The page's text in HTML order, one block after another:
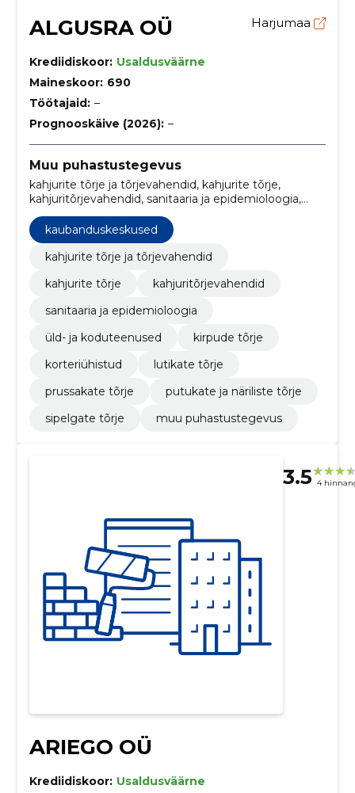
ALGUSRA OÜ Harjumaa
Krediidiskoor: Usaldusväärne
Maineskoor: 690
Töötajaid: –
Prognooskäive (2026): –
Muu puhastustegevus
kahjurite tõrje ja tõrjevahendid, kahjurite tõrje,
kahjuritõrjevahendid, sanitaaria ja epidemioloogia,
Kaubanduskeskused, Kirpude tõrje, korteriühistud,
Lutikate tõrje, Prussakate tõrje, Putukate ja näriliste
tõrje
kaubanduskeskused
kahjurite tõrje ja tõrjevahendid
kahjurite tõrje
kahjuritõrjevahendid
sanitaaria ja epidemioloogia
üld- ja koduteenused
kirpude tõrje
korteriühistud
lutikate tõrje
prussakate tõrje
putukate ja näriliste tõrje
sipelgate tõrje
muu puhastustegevus
3.5 4
ARIEGO OÜ
Krediidiskoor: Usaldusväärne